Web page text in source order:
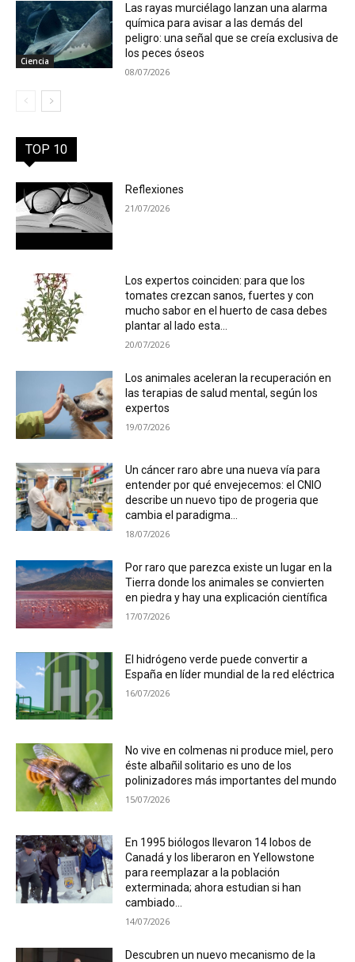
Ciencia
Las rayas murciélago lanzan una alarma
química para avisar a las demás del
peligro: una señal que se creía exclusiva de
los peces óseos
08/07/2026
TOP 10
Reflexiones
21/07/2026
Los expertos coinciden: para que los
tomates crezcan sanos, fuertes y con
mucho sabor en el huerto de casa debes
plantar al lado esta...
20/07/2026
Los animales aceleran la recuperación en
las terapias de salud mental, según los
expertos
19/07/2026
Un cáncer raro abre una nueva vía para
entender por qué envejecemos: el CNIO
describe un nuevo tipo de progeria que
cambia el paradigma...
18/07/2026
Por raro que parezca existe un lugar en la
Tierra donde los animales se convierten
en piedra y hay una explicación científica
17/07/2026
El hidrógeno verde puede convertir a
España en líder mundial de la red eléctrica
16/07/2026
No vive en colmenas ni produce miel, pero
éste albañil solitario es uno de los
polinizadores más importantes del mundo
15/07/2026
En 1995 biólogos llevaron 14 lobos de
Canadá y los liberaron en Yellowstone
para reemplazar a la población
exterminada; ahora estudian si han
cambiado...
14/07/2026
Descubren un nuevo mecanismo de la